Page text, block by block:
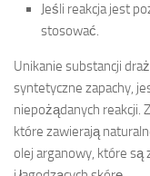
Jeśli reakcja jest
stosować.
Unikanie substancji
syntetyczne zapachy,
niepożądanych reakcji.
które zawierają
olej arganowy, które są